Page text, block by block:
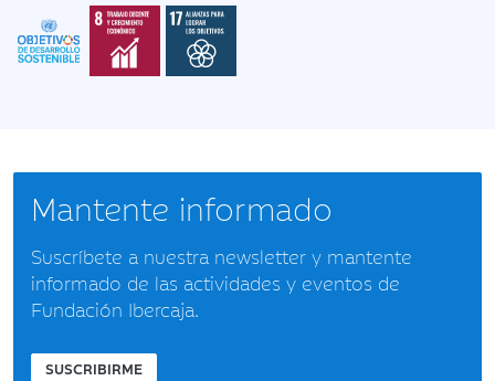
Mantente informado
Suscríbete a nuestra newsletter y mantente
informado de las actividades y eventos de
Fundación Ibercaja.
SUSCRIBIRME